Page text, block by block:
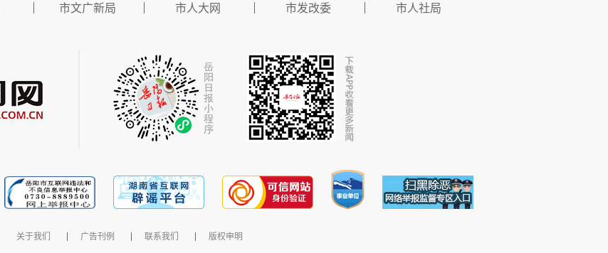
市文广新局 市人大网 市发改委 市人社局
关于我们 广告刊例 联系我们 版权申明